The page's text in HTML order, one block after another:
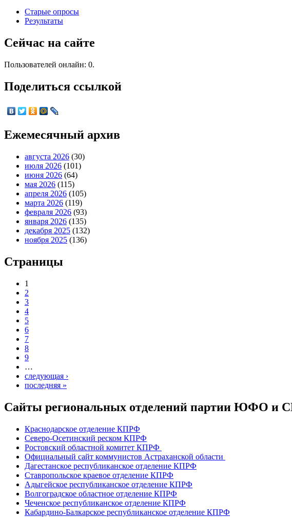
Старые опросы
Результаты
Сейчас на сайте
Пользователей онлайн: 0.
Поделиться ссылкой
Ежемесячный архив
августа 2026 (30)
июля 2026 (101)
июня 2026 (64)
мая 2026 (115)
апреля 2026 (105)
марта 2026 (119)
февраля 2026 (93)
января 2026 (135)
декабря 2025 (132)
ноября 2025 (136)
Страницы
1
2
3
4
5
6
7
8
9
…
следующая ›
последняя »
Сайты региональных отделений партии ЮФО и
Краснодарское отделение КПРФ
Северо-Осетинский реском КПРФ
Ростовский областной комитет КПРФ
Официальный сайт коммунистов Астраханской области
Дагестанское республиканское отделение КПРФ
Ставропольское краевое отделение КПРФ
Адыгейское республиканское отделение КПРФ
Волгоградское областное отделение КПРФ
Чеченское республиканское отделение КПРФ
Кабардино-Балкарское республиканское отделение КПРФ